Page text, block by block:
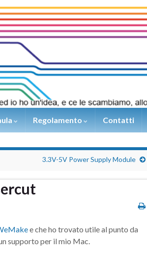
Regolamento Contatti
3.3V-5V Power Supply Module
e che ho trovato utile al punto da
supporto per il mio Mac.